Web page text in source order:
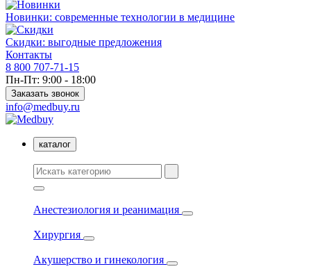
Новинки: современные технологии в медицине
Скидки: выгодные предложения
Контакты
8 800 707-71-15
Пн-Пт: 9:00 - 18:00
Заказать звонок
info@medbuy.ru
каталог
Анестезиология и реанимация
Хирургия
Акушерство и гинекология